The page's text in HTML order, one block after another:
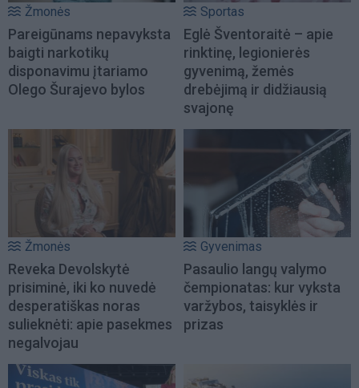
Žmonės
Pareigūnams nepavyksta
baigti narkotikų
disponavimu įtariamo
Olego Šurajevo bylos
Sportas
Eglė Šventoraitė – apie
rinktinę, legionierės
gyvenimą, žemės
drebėjimą ir didžiausią
svajonę
Žmonės
Reveka Devolskytė
prisiminė, iki ko nuvedė
desperatiškas noras
sulieknėti: apie pasekmes
negalvojau
Gyvenimas
Pasaulio langų valymo
čempionatas: kur vyksta
varžybos, taisyklės ir
prizas